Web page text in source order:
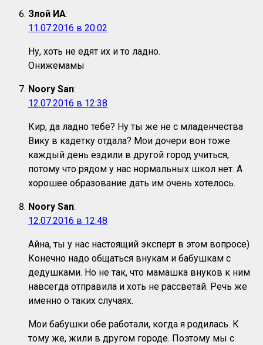
Злой ИА:
11.07.2016 в 20:02
Ну, хоть не едят их и то ладно.
Онижемамы
Noory San:
12.07.2016 в 12:38
Кир, да ладно тебе? Ну ты же не с младенчества
Вику в кадетку отдала? Мои дочери вон тоже
каждый день ездили в другой город учиться,
потому что рядом у нас нормальных школ нет. А
хорошее образование дать им очень хотелось.
Noory San:
12.07.2016 в 12:48
Айна, ты у нас настоящий эксперт в этом вопросе)
Конечно надо общаться внукам и бабушкам с
дедушками. Но не так, что мамашка внуков к ним
навсегда отправила и хоть не рассветай. Речь же
именно о таких случаях.
Мои бабушки обе работали, когда я родилась. К
тому же, жили в другом городе. Поэтому мы с